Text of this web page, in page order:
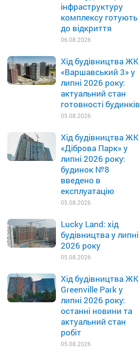
інфраструктуру
комплексу готують
до відкриття
06.08.2026
Хід будівництва ЖК
«Варшавський 3» у
липні 2026 року:
актуальний стан
готовності будинків
05.08.2026
Хід будівництва ЖК
«Діброва Парк» у
липні 2026 року:
будинок №8
введено в
експлуатацію
05.08.2026
Lucky Land: хід
будівництва у липні
2026 року
05.08.2026
Хід будівництва ЖК
Greenville Park у
липні 2026 року:
останні новини та
актуальний стан
робіт
05.08.2026